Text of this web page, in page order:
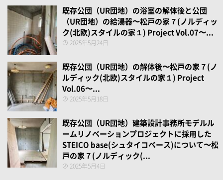
既存公団（UR団地）の浴室の解体後と公団
（UR団地）の給湯器〜松戸の家７(ノルディッ
ク(北欧)スタイルの家１) Project Vol.07〜...
2025年5月24日
既存公団（UR団地）の解体後〜松戸の家７(ノ
ルディック(北欧)スタイルの家１) Project
Vol.06〜...
2025年5月18日
既存公団（UR団地）建築設計事務所モデルル
ームリノベーションプロジェクトに採用した
STEICO base(シュタイコベース)について〜松
戸の家７(ノルディック(...
2025年5月4日